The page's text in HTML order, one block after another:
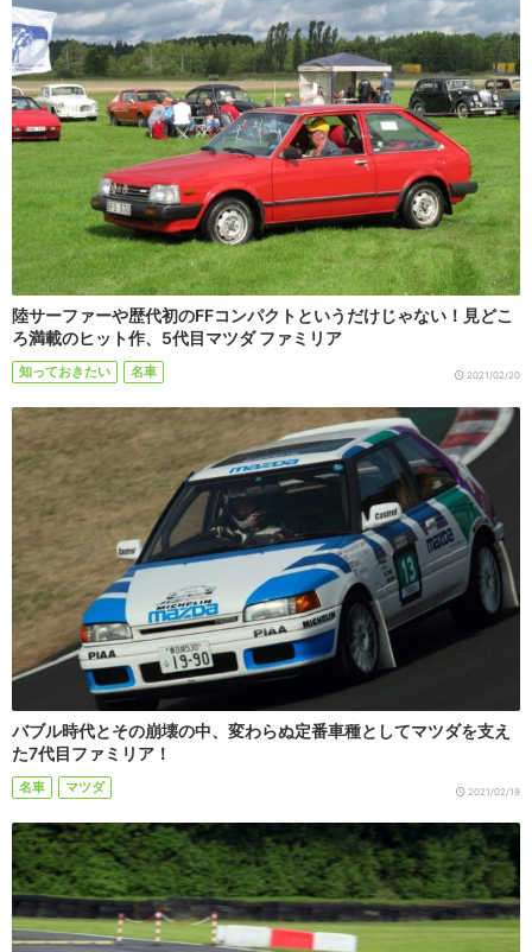
陸サーファーや歴代初のFFコンパクトというだけじゃない！見どこ
ろ満載のヒット作、5代目マツダ ファミリア
知っておきたい 名車 2021/02/20
バブル時代とその崩壊の中、変わらぬ定番車種としてマツダを支え
た7代目ファミリア！
名車 マツダ 2021/02/19